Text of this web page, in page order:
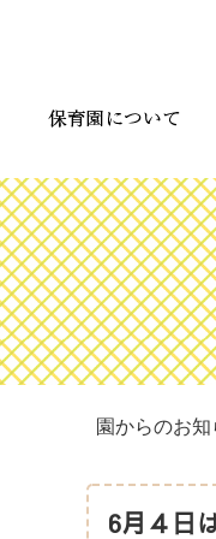
園からのお
6月４日